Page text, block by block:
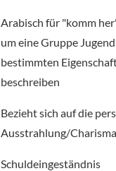
Arabisch für "komm
um eine Gruppe
bestimmten
beschreiben
Bezieht sich auf die
Ausstrahlung/
Schuldeingeständnis